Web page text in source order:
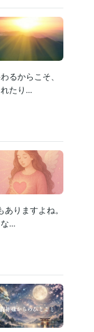
るからこそ、
たり...
りますよね。
...